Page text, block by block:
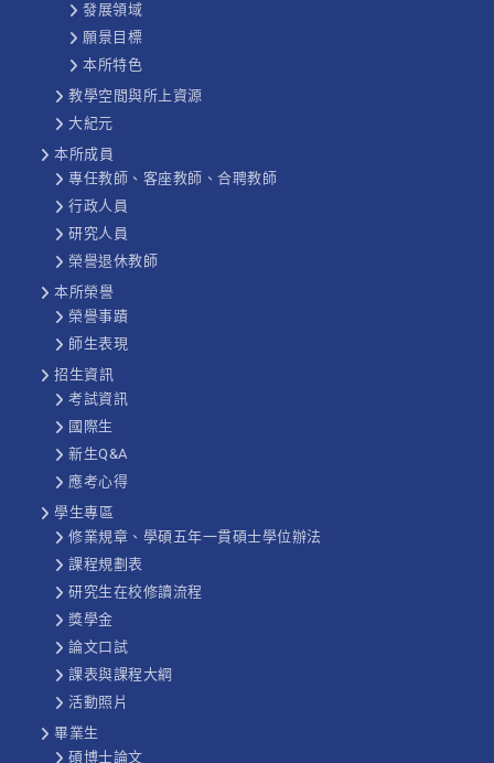
發展領域
願景目標
本所特色
教學空間與所上資源
大紀元
本所成員
專任教師、客座教師、合聘教師
行政人員
研究人員
榮譽退休教師
本所榮譽
榮譽事蹟
師生表現
招生資訊
考試資訊
國際生
新生Q&A
應考心得
學生專區
修業規章、學碩五年一貫碩士學位辦法
課程規劃表
研究生在校修讀流程
獎學金
論文口試
課表與課程大綱
活動照片
畢業生
碩博士論文